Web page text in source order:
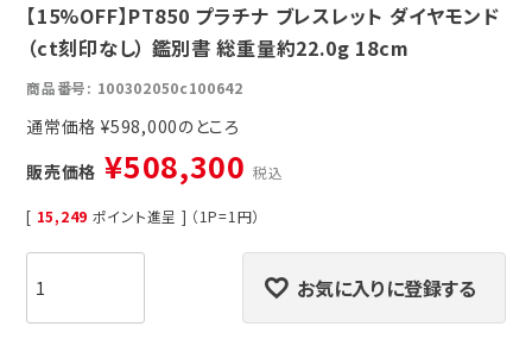
【15%OFF】PT850 プラチナ ブレスレット ダイヤモンド
（ct刻印なし） 鑑別書 総重量約22.0g 18cm
商品番号 100302050c100642
通常価格 ¥598,000
販売価格 ¥508,300 税込
[ 15,249 ポイント進呈 ] （1P=1円）
お気に入りに登録する